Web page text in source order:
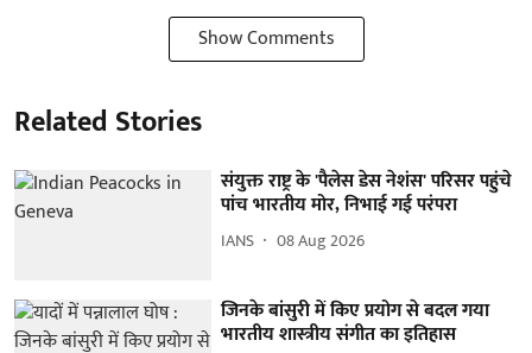
Show Comments
Related Stories
संयुक्त राष्ट्र के 'पैलेस डेस नेशंस' परिसर पहुंचे
पांच भारतीय मोर, निभाई गई परंपरा
IANS 08 Aug 2026
जिनके बांसुरी में किए प्रयोग से बदल गया
भारतीय शास्त्रीय संगीत का इतिहास